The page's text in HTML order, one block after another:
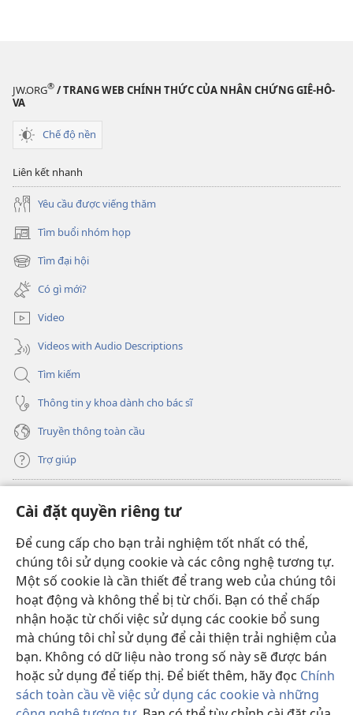
Cài đặt quyền riêng tư
Để cung cấp cho bạn trải nghiệm tốt nhất có thể,
chúng tôi sử dụng cookie và các công nghệ tương tự.
Một số cookie là cần thiết để trang web của chúng tôi
hoạt động và không thể bị từ chối. Bạn có thể chấp
nhận hoặc từ chối việc sử dụng các cookie bổ sung
mà chúng tôi chỉ sử dụng để cải thiện trải nghiệm của
bạn. Không có dữ liệu nào trong số này sẽ được bán
hoặc sử dụng để tiếp thị. Để biết thêm, hãy đọc Chính
sách toàn cầu về việc sử dụng các cookie và những
JW.ORG® / TRANG WEB CHÍNH THỨC CỦA NHÂN CHỨNG GIÊ-HÔ-
VA
Chế độ nền
Liên kết nhanh
Yêu cầu được viếng thăm
Tìm buổi nhóm họp
(mở
cửa
sổ
mới)
Tìm đại hội
(mở
cửa
sổ
mới)
Có gì mới?
Video
Videos with Audio Descriptions
Tìm kiếm
Thông tin y khoa dành cho bác sĩ
Truyền thông toàn cầu
Trợ giúp
(mở
cửa
sổ
mới)
THƯ VIỆN TRỰC TUYẾN Tháp Canh
(mở
cửa
sổ
mới)
JW Hub ®
(mở
cửa
sổ
mới)
JW Library
Thư viện Tháp Canh